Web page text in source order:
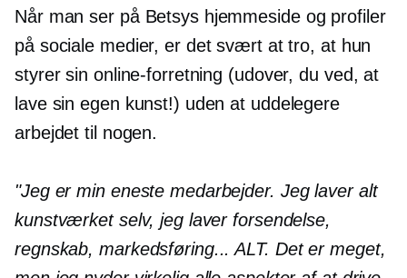
Når man ser på Betsys hjemmeside og profiler
på sociale medier, er det svært at tro, at hun
styrer sin online-forretning (udover, du ved, at
lave sin egen kunst!) uden at uddelegere
arbejdet til nogen.
"Jeg er min eneste medarbejder. Jeg laver alt
kunstværket selv, jeg laver forsendelse,
regnskab, markedsføring... ALT. Det er meget,